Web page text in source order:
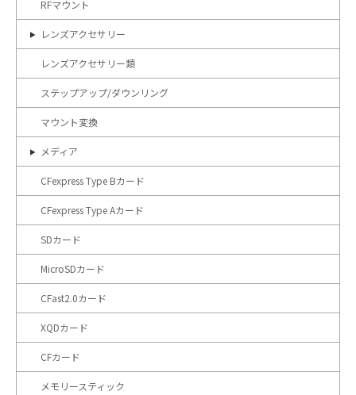
RFマウント
レンズアクセサリー
レンズアクセサリー類
ステップアップ/ダウンリング
マウント変換
メディア
CFexpress Type Bカード
CFexpress Type Aカード
SDカード
MicroSDカード
CFast2.0カード
XQDカード
CFカード
メモリースティック